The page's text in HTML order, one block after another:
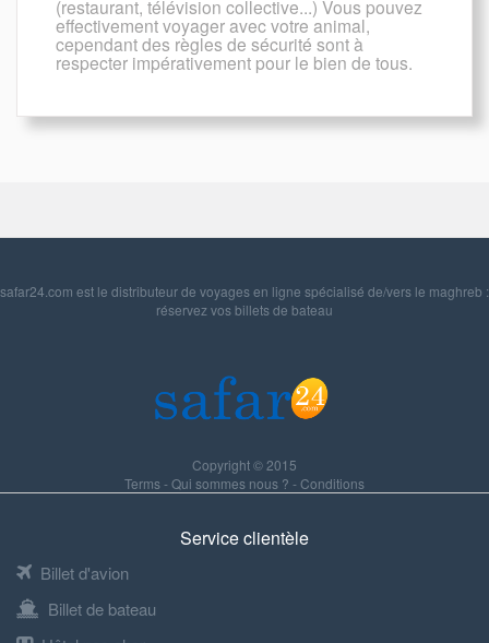
(restaurant, télévision collective...) Vous pouvez
effectivement voyager avec votre animal,
cependant des règles de sécurité sont à
respecter impérativement pour le bien de tous.
safar24.com est le distributeur de voyages en ligne spécialisé de/vers le maghreb :
réservez vos billets de bateau
Copyright © 2015
Terms-Qui sommes nous ? -Conditions
Service clientèle
Billet d'avion
Billet de bateau